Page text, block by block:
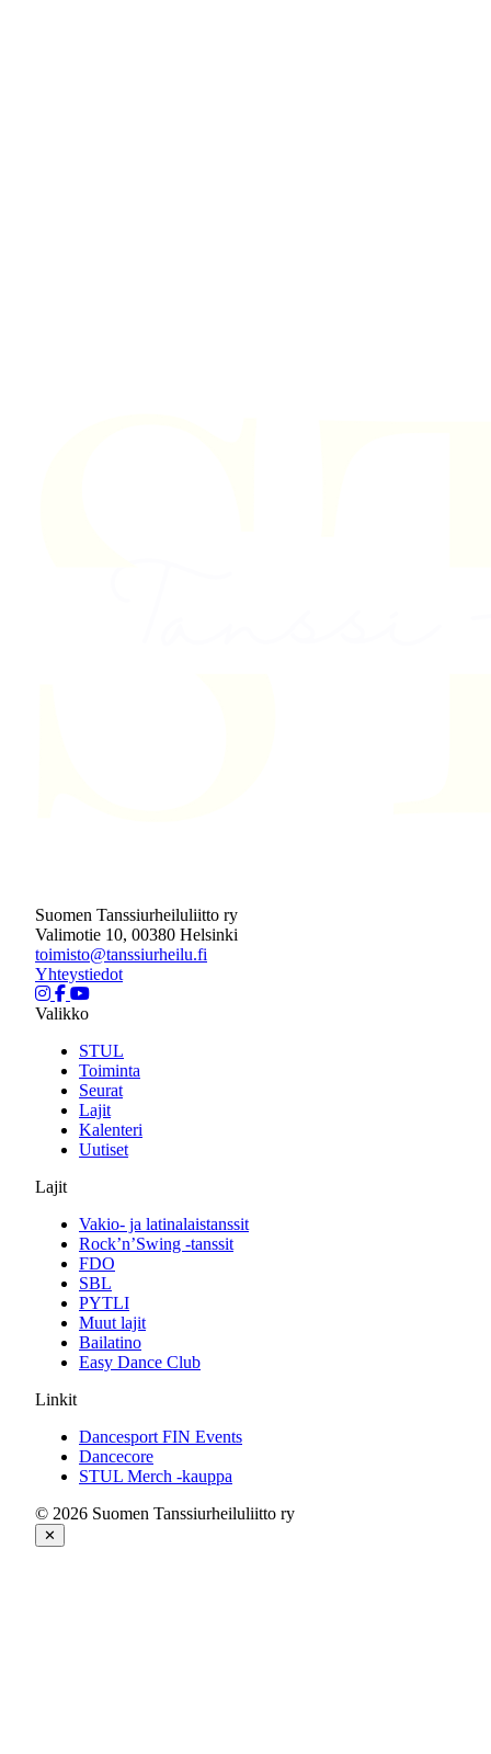
Suomen Tanssiurheiluliitto ry
Valimotie 10, 00380 Helsinki
toimisto@tanssiurheilu.fi
Yhteystiedot
Valikko
STUL
Toiminta
Seurat
Lajit
Kalenteri
Uutiset
Lajit
Vakio- ja latinalaistanssit
Rock’n’Swing -tanssit
FDO
SBL
PYTLI
Muut lajit
Bailatino
Easy Dance Club
Linkit
Dancesport FIN Events
Dancecore
STUL Merch -kauppa
© 2026 Suomen Tanssiurheiluliitto ry
✕